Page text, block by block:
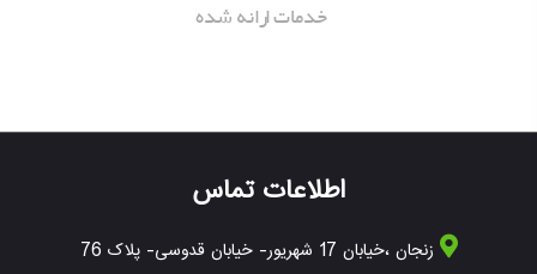
خدمات ارانه شده
اطلاعات تماس
زنجان ،خیابان 17 شهریور- خیابان قدوسی- پلاک 76